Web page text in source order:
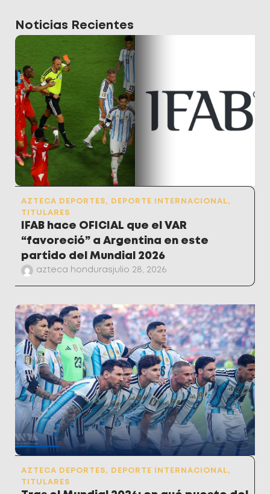
Noticias Recientes
AZTECA DEPORTES, DEPORTE INTERNACIONAL,
TITULARES
IFAB hace OFICIAL que el VAR
“favoreció” a Argentina en este
partido del Mundial 2026
azteca honduras julio 28, 2026
AZTECA DEPORTES, DEPORTE INTERNACIONAL,
TITULARES